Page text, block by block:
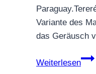
Variante des
das Geräusch
Weiterlesen